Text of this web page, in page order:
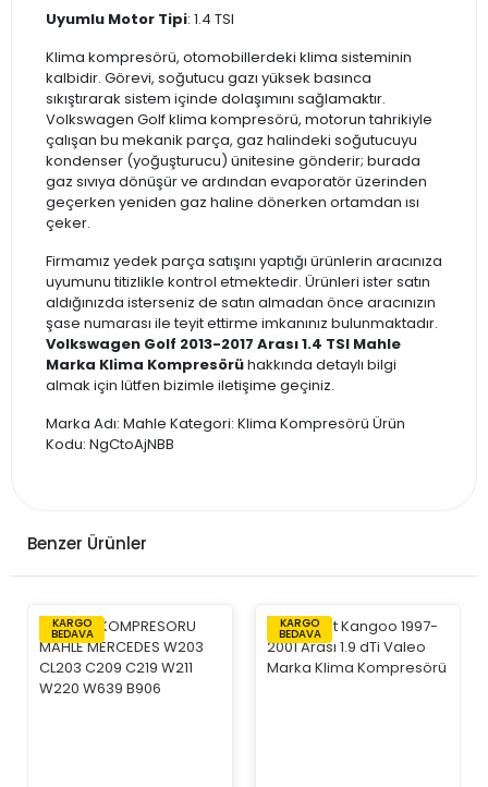
Uyumlu Motor Tipi: 1.4 TSI
Klima kompresörü, otomobillerdeki klima sisteminin
kalbidir. Görevi, soğutucu gazı yüksek basınca
sıkıştırarak sistem içinde dolaşımını sağlamaktır.
Volkswagen Golf klima kompresörü, motorun tahrikiyle
çalışan bu mekanik parça, gaz halindeki soğutucuyu
kondenser (yoğuşturucu) ünitesine gönderir; burada
gaz sıvıya dönüşür ve ardından evaporatör üzerinden
geçerken yeniden gaz haline dönerken ortamdan ısı
çeker.
Firmamız yedek parça satışını yaptığı ürünlerin aracınıza
uyumunu titizlikle kontrol etmektedir. Ürünleri ister satın
aldığınızda isterseniz de satın almadan önce aracınızın
şase numarası ile teyit ettirme imkanınız bulunmaktadır.
Volkswagen Golf 2013-2017 Arası 1.4 TSI Mahle
Marka Klima Kompresörühakkında detaylı bilgi
almak için lütfen bizimle iletişime geçiniz.
Marka Adı: Mahle Kategori: Klima Kompresörü Ürün
Kodu: NgCtoAjNBB
Benzer Ürünler
KARGO
BEDAVA
KARGO
BEDAVA